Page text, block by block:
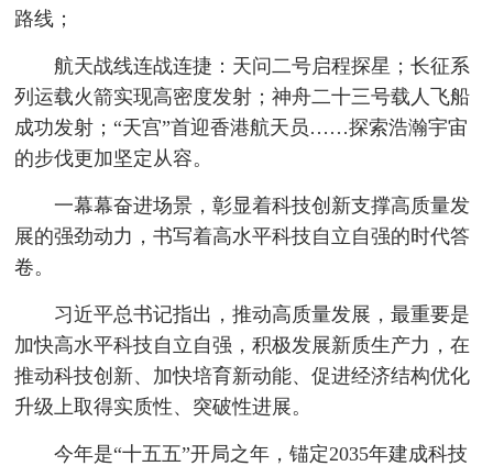
路线；
航天战线连战连捷：天问二号启程探星；长征系
列运载火箭实现高密度发射；神舟二十三号载人飞船
成功发射；“天宫”首迎香港航天员……探索浩瀚宇宙
的步伐更加坚定从容。
一幕幕奋进场景，彰显着科技创新支撑高质量发
展的强劲动力，书写着高水平科技自立自强的时代答
卷。
习近平总书记指出，推动高质量发展，最重要是
加快高水平科技自立自强，积极发展新质生产力，在
推动科技创新、加快培育新动能、促进经济结构优化
升级上取得实质性、突破性进展。
今年是“十五五”开局之年，锚定2035年建成科技